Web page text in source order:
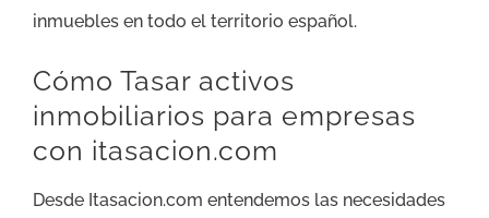
inmuebles en todo el territorio español.
Cómo Tasar activos
inmobiliarios para empresas
con itasacion.com
Desde Itasacion.com entendemos las necesidades